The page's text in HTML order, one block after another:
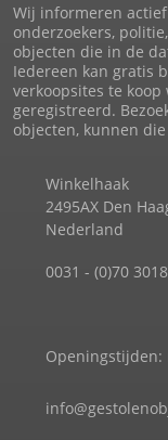
Wij informeren
onderzoekers,
objecten die in de
Iedereen kan gratis
verkoopsites te
geregistreerd.
objecten, kunnen
Winkelhaak
2495AX Den
Nederland
0031 - (0)70
Openingstijden: